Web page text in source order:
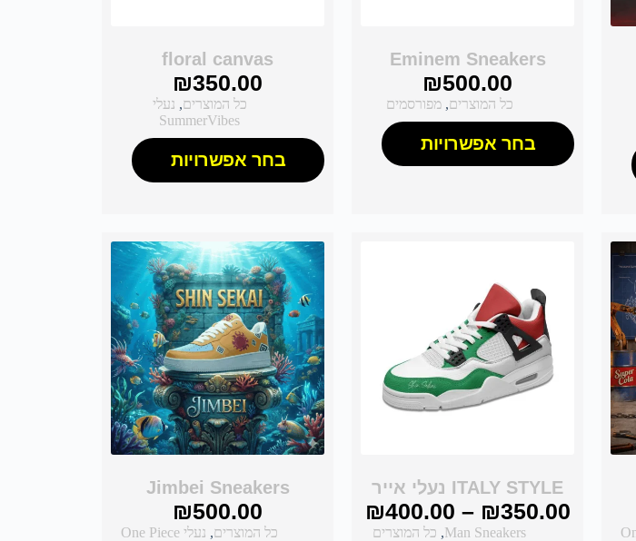
Eminem Sneakers
₪500.00
כל המוצרים,מפורסמים
בחר אפשרויות
floral canvas
₪350.00
כל המוצרים, נעלי
SummerVibes
בחר אפשרויות
ITALY STYLE נעלי אייר
₪350.00
–
₪400.00
Man Sneakers
, כל המוצרים
Jimbei Sneakers
₪500.00
כל המוצרים, נעלי One Piece